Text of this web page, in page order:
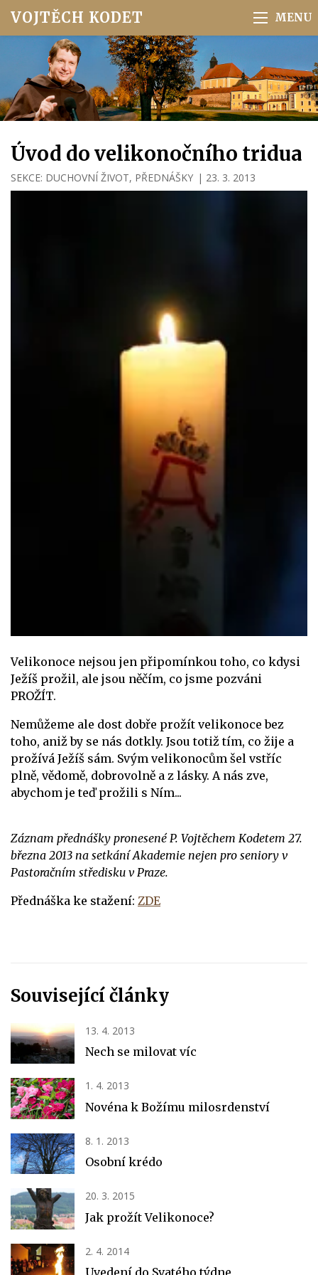
VOJTĚCH KODET
Úvod do velikonočního tridua
SEKCE: DUCHOVNÍ ŽIVOT, PŘEDNÁŠKY | 23. 3. 2013
Velikonoce nejsou jen připomínkou toho, co kdysi
Ježíš prožil, ale jsou něčím, co jsme pozváni
PROŽÍT.
Nemůžeme ale dost dobře prožít velikonoce bez
toho, aniž by se nás dotkly. Jsou totiž tím, co žije a
prožívá Ježíš sám. Svým velikonocům šel vstříc
plně, vědomě, dobrovolně a z lásky. A nás zve,
abychom je teď prožili s Ním...
Záznam přednášky pronesené P. Vojtěchem Kodetem 27.
března 2013 na setkání Akademie nejen pro seniory v
Pastoračním středisku v Praze.
Přednáška ke stažení: ZDE
Související články
13. 4. 2013
Nech se milovat víc
1. 4. 2013
Novéna k Božímu milosrdenství
8. 1. 2013
Osobní krédo
20. 3. 2015
Jak prožít Velikonoce?
2. 4. 2014